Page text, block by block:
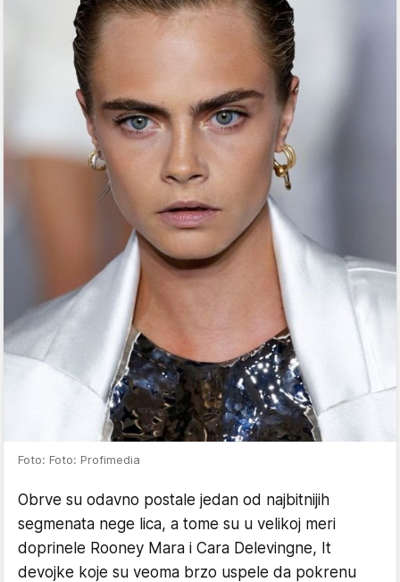
Foto: Foto: Profimedia
Obrve su odavno postale jedan od najbitnijih
segmenata nege lica, a tome su u velikoj meri
doprinele Rooney Mara i Cara Delevingne, It
devojke koje su veoma brzo uspele da pokrenu